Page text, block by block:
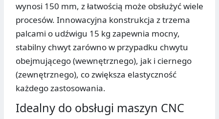
wynosi 150 mm, z łatwością może obsłużyć wiele
procesów. Innowacyjna konstrukcja z trzema
palcami o udźwigu 15 kg zapewnia mocny,
stabilny chwyt zarówno w przypadku chwytu
obejmującego (wewnętrznego), jak i ciernego
(zewnętrznego), co zwiększa elastyczność
każdego zastosowania.
Idealny do obsługi maszyn CNC